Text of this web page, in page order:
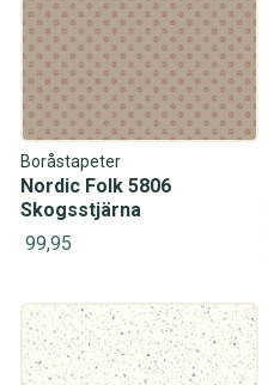
Boråstapeter
Nordic Folk 5806
Skogsstjärna
99,95